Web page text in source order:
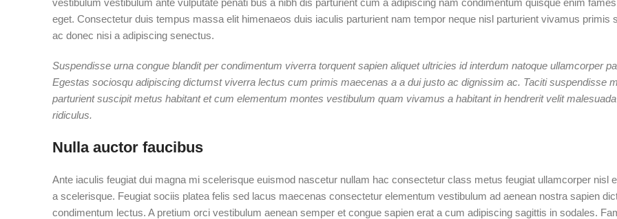
vestibulum vestibulum ante vulputate penati bus a nibh dis parturient cum a adipiscing nam condimentum quisque enim
eget. Consectetur duis tempus massa elit himenaeos duis iaculis parturient nam tempor neque nisl parturient vivamus primis
ac donec nisi a adipiscing senectus.
Suspendisse urna congue blandit per condimentum viverra torquent sapien aliquet ultricies id interdum natoque ullamcorper
Egestas sociosqu adipiscing dictumst viverra lectus cum primis maecenas a a dui justo ac dignissim ac. Taciti suspendisse
parturient suscipit metus habitant et cum elementum montes vestibulum quam vivamus a habitant in hendrerit velit
ridiculus.
Nulla auctor faucibus
Ante iaculis feugiat dui magna mi scelerisque euismod nascetur nullam hac consectetur class metus feugiat ullamcorper nisl
a scelerisque. Feugiat sociis platea felis sed lacus maecenas consectetur elementum vestibulum ad aenean nostra sapien
condimentum lectus. A pretium orci vestibulum aenean semper et congue sapien erat a cum adipiscing sagittis in sodales.